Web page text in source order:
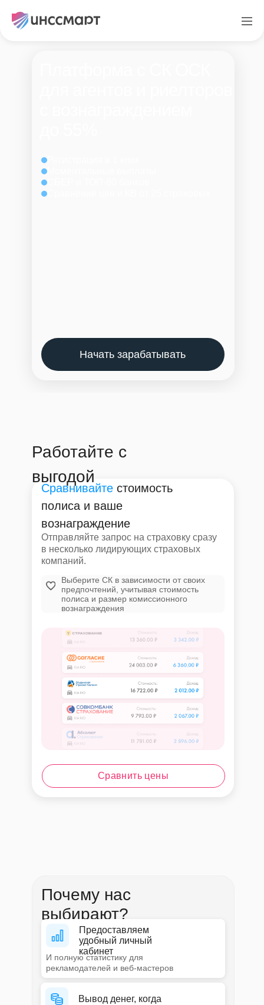
Регистрация в 1 клик
Моментальные выплаты
СБЕР и ТОП-60 банков
Сравнение цен и КВ от 25 страховых
Начать зарабатывать
Отправляйте запрос на страховку сразу
в несколько лидирующих страховых
компаний.
Сравнивайте стоимость
полиса и ваше
вознаграждение
Сравнить цены
Работайте с
выгодой
Выберите СК в зависимости от своих
предпочтений, учитывая стоимость
полиса и размер комиссионного
вознаграждения
Почему нас
выбирают?
Предоставляем
удобный личный
кабинет
И полную статистику для
рекламодателей и веб-мастеров
Вывод денег, когда